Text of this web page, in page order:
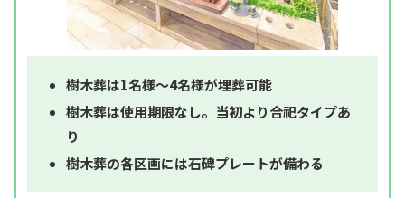
樹木葬は1名様～4名様が埋葬可能
樹木葬は使用期限なし。当初より合祀タイプあ
り
樹木葬の各区画には石碑プレートが備わる